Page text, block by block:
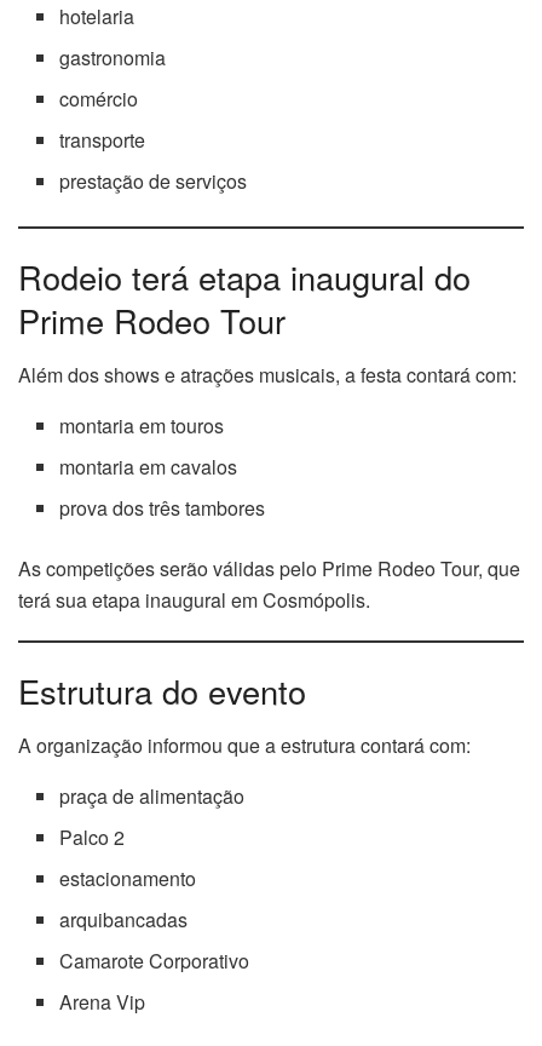
hotelaria
gastronomia
comércio
transporte
prestação de serviços
Rodeio terá etapa inaugural do
Prime Rodeo Tour
Além dos shows e atrações musicais, a festa contará com:
montaria em touros
montaria em cavalos
prova dos três tambores
As competições serão válidas pelo Prime Rodeo Tour, que
terá sua etapa inaugural em Cosmópolis.
Estrutura do evento
A organização informou que a estrutura contará com:
praça de alimentação
Palco 2
estacionamento
arquibancadas
Camarote Corporativo
Arena Vip